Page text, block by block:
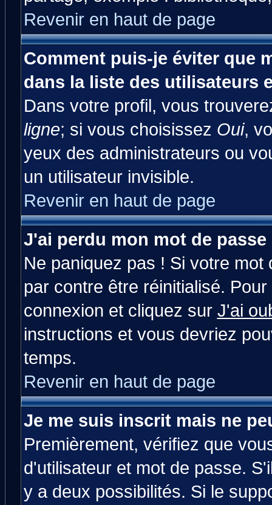
Revenir en haut de page
Comment puis-je éviter que
dans la liste des utilisateurs
Dans votre profil, vous
ligne; si vous choisissez Oui,
yeux des administrateurs ou
un utilisateur invisible.
Revenir en haut de page
J'ai perdu mon mot de passe
Ne paniquez pas ! Si votre
par contre être réinitialisé.
connexion et cliquez sur J'ai
instructions et vous devriez
temps.
Revenir en haut de page
Je me suis inscrit mais ne
Premièrement, vérifiez que
d'utilisateur et mot de passe.
y a deux possibilités. Si le